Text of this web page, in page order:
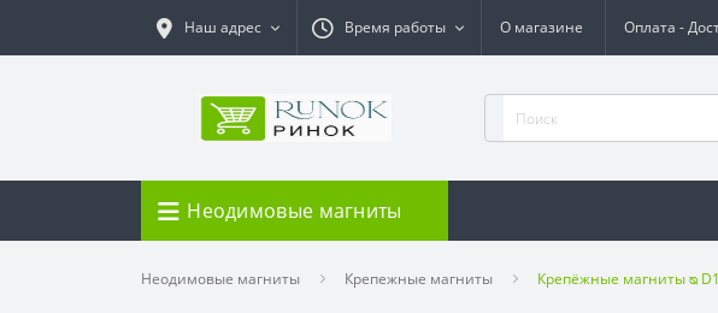
Наш адрес Время работы О магазине Оплата -
Неодимовые магниты
Неодимовые магниты Крепежные магниты Крепёжные магниты ᴓ